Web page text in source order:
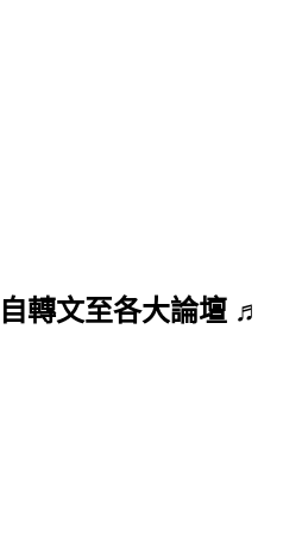
文至各大論壇 ♬